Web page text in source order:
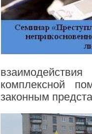
комплексной
законным